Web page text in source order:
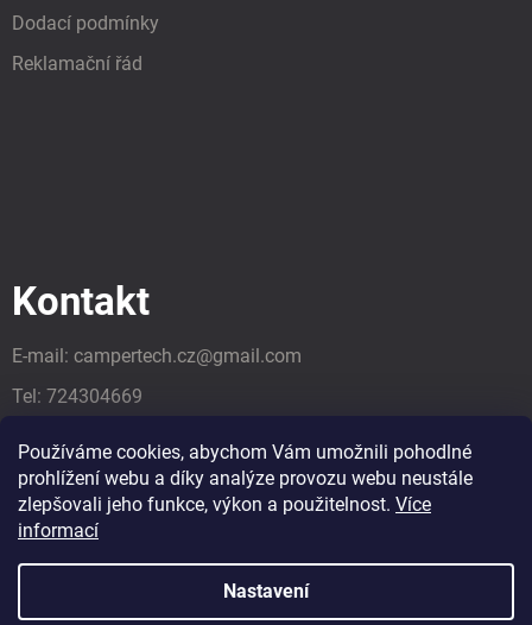
Používáme cookies, abychom Vám umožnili pohodlné
prohlížení webu a díky analýze provozu webu neustále
zlepšovali jeho funkce, výkon a použitelnost. Více
informací
Nastavení
Dodací podmínky
Reklamační řád
Kontakt
E-mail: campertech.cz@gmail.com
Tel: 724304669